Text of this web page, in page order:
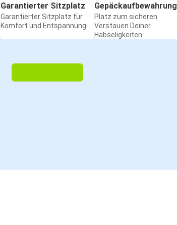
Garantierter Sitzplatz
Garantierter Sitzplatz für
Komfort und Entspannung
Gepäckaufbewahrung
Platz zum sicheren
Verstauen Deiner
Habseligkeiten